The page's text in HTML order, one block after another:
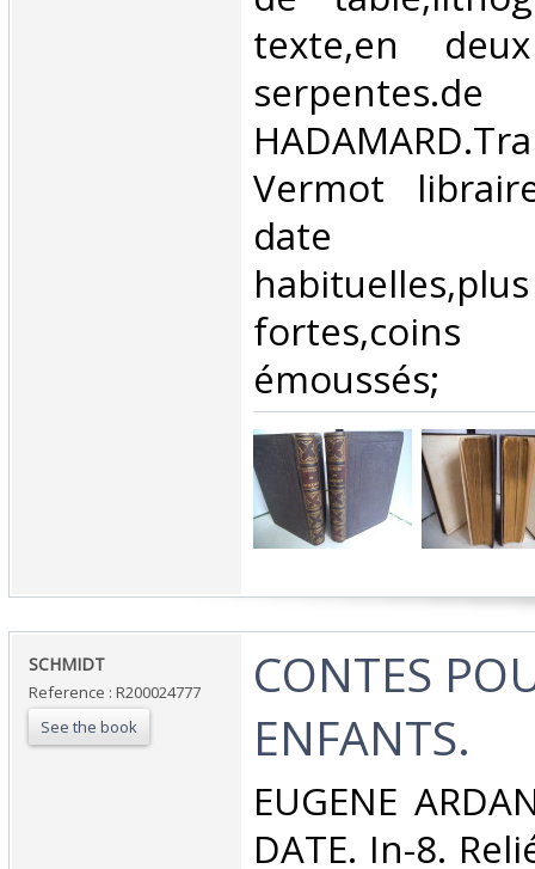
texte,en
serpentes.de
Vermot
date
fortes,coins
émoussés; ‎
‎SCHMIDT‎
Reference : R200024777
See the book
‎CONTES
ENFANTS.‎
‎EUGENE
DATE. In-8.